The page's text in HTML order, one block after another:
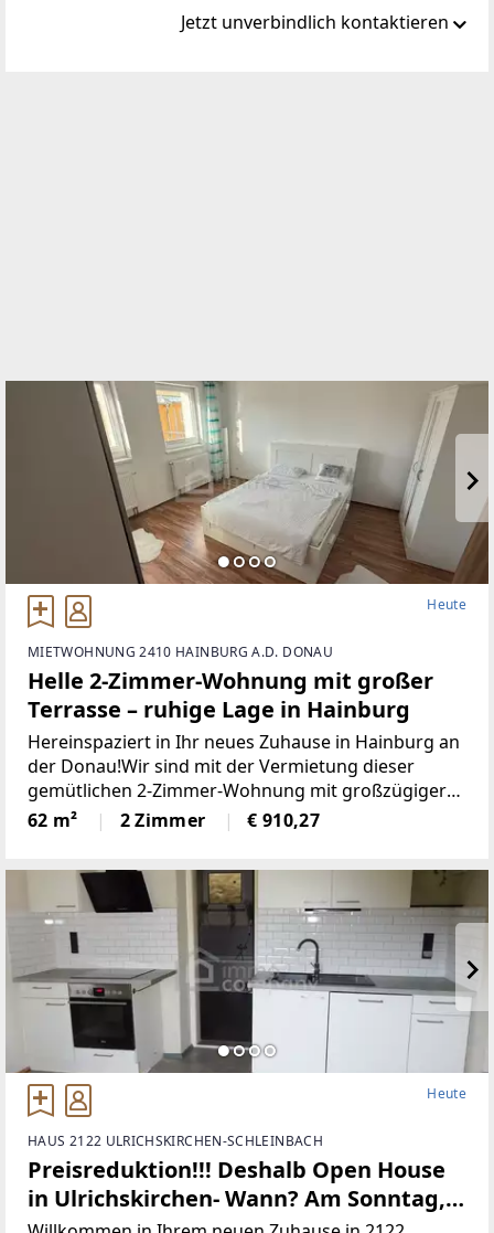
Jetzt unverbindlich kontaktieren
Heute
MIETWOHNUNG 2410 HAINBURG A.D. DONAU
Helle 2-Zimmer-Wohnung mit großer
Terrasse – ruhige Lage in Hainburg
Hereinspaziert in Ihr neues Zuhause in Hainburg an
der Donau!Wir sind mit der Vermietung dieser
gemütlichen 2-Zimmer-Wohnung mit großzügiger
Terrasse beauftragt. Die Wohnung überzeugt durch
eine praktische Raumaufteilung, helle Räume und
62 m² 2 Zimmer € 910,27
Heute
HAUS 2122 ULRICHSKIRCHEN-SCHLEINBACH
Preisreduktion!!! Deshalb Open House
in Ulrichskirchen- Wann? Am Sonntag,
den 16.08. von 09.00- 12.00!!! Bitte um